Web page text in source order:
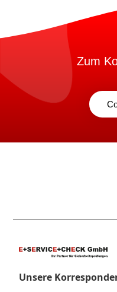
Zum
Unsere